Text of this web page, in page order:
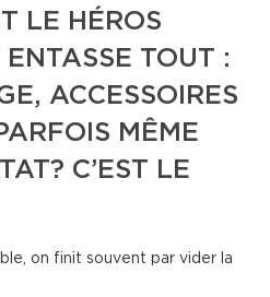
LE HÉROS
TOUT :
ACCESSOIRES
MÊME
C’EST LE
on finit souvent par vider la